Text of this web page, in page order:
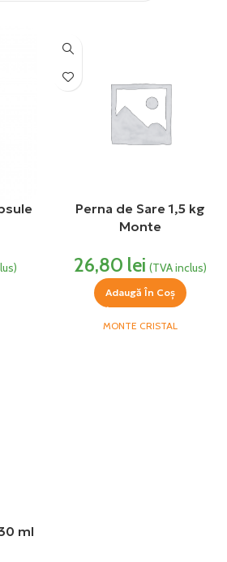
Perna de Sare 1,5 kg
Monte
26,80 lei (TVA inclus)
Adaugă În Coș
MONTE CRISTAL
ml